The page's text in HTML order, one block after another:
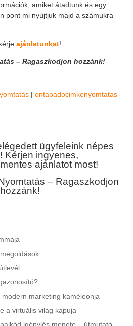
amiket átadtunk és egy
pont mi nyújtjuk majd a számukra
ajánlatunkat!
– Ragaszkodjon hozzánk!
|ontapadocimkenyomtatas
ügyfeleink népes
Kérjen ingyenes,
ajánlatot most!
– Ragaszkodjon
hozzánk!
marketing kaméleonja
a virtuális világ kapuja